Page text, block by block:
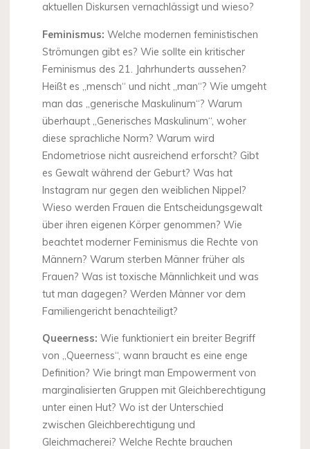
aktuellen Diskursen vernachlässigt und wieso?
Feminismus: Welche modernen feministischen
Strömungen gibt es? Wie sollte ein kritischer
Feminismus des 21. Jahrhunderts aussehen?
Heißt es „mensch“ und nicht „man“? Wie umgeht
man das „generische Maskulinum“? Warum
überhaupt „Generisches Maskulinum“, woher
diese sprachliche Norm? Warum wird
Endometriose nicht ausreichend erforscht? Gibt
es Gewalt während der Geburt? Was hat
Instagram nur gegen den weiblichen Nippel?
Wieso werden Frauen die Entscheidungsgewalt
über ihren eigenen Körper genommen? Wie
beachtet moderner Feminismus die Rechte von
Männern? Warum sterben Männer früher als
Frauen? Was ist toxische Männlichkeit und was
tut man dagegen? Werden Männer vor dem
Familiengericht benachteiligt?
Queerness: Wie funktioniert ein breiter Begriff
von „Queerness“, wann braucht es eine enge
Definition? Wie bringt man Empowerment von
marginalisierten Gruppen mit Gleichberechtigung
unter einen Hut? Wo ist der Unterschied
zwischen Gleichberechtigung und
Gleichmacherei? Welche Rechte brauchen